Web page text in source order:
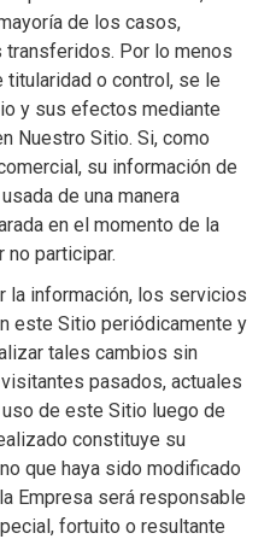
de los casos,
Por lo menos
o control, se le
y sus efectos mediante
Nuestro Sitio. Si, como
su información de
de una manera
en el momento de la
no participar.
la información, los servicios
este Sitio periódicamente y
tales cambios sin
pasados, actuales
de este Sitio luego de
constituye su
que haya sido modificado
Empresa será responsable
fortuito o resultante